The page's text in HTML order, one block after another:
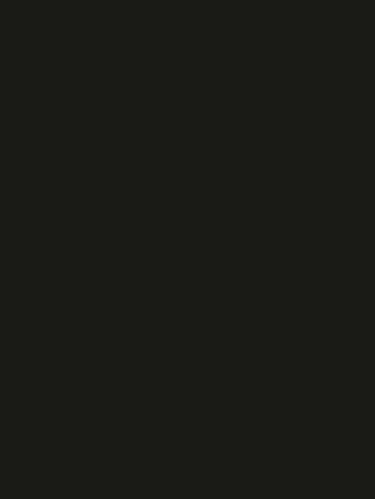
chega a 15 mil ingressos vendidos de
de Huguinho em Botafogo x
título brasileiro 'impossível', ambição na
abre o jogo no Botafogo